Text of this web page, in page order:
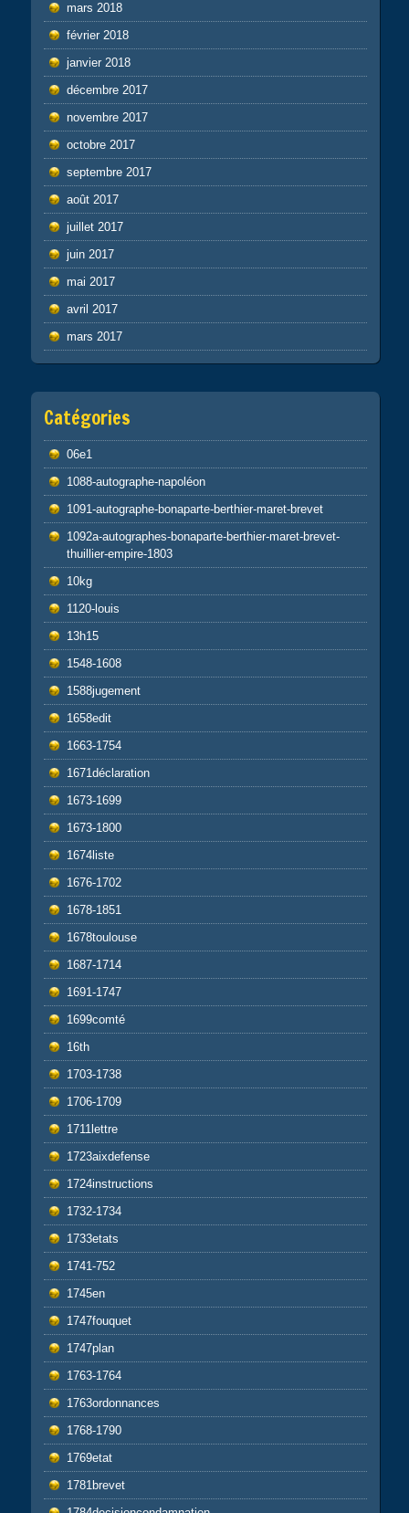
mars 2018
février 2018
janvier 2018
décembre 2017
novembre 2017
octobre 2017
septembre 2017
août 2017
juillet 2017
juin 2017
mai 2017
avril 2017
mars 2017
Catégories
06e1
1088-autographe-napoléon
1091-autographe-bonaparte-berthier-maret-brevet
1092a-autographes-bonaparte-berthier-maret-brevet-
thuillier-empire-1803
10kg
1120-louis
13h15
1548-1608
1588jugement
1658edit
1663-1754
1671déclaration
1673-1699
1673-1800
1674liste
1676-1702
1678-1851
1678toulouse
1687-1714
1691-1747
1699comté
16th
1703-1738
1706-1709
1711lettre
1723aixdefense
1724instructions
1732-1734
1733etats
1741-752
1745en
1747fouquet
1747plan
1763-1764
1763ordonnances
1768-1790
1769etat
1781brevet